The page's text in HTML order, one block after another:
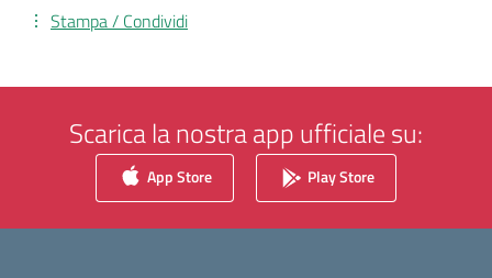
Stampa / Condividi
Scarica la nostra app ufficiale su:
App Store Play Store